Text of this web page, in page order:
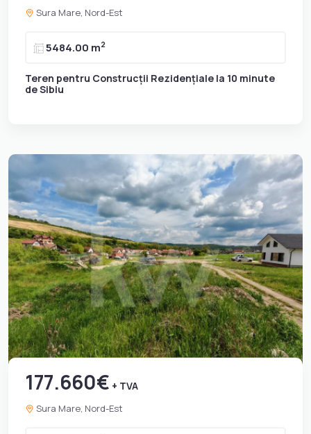
Sura Mare, Nord-Est
5484.00 m2
Teren pentru Construcții Rezidențiale la 10 minute
de Sibiu
177.660€ + TVA
Sura Mare, Nord-Est